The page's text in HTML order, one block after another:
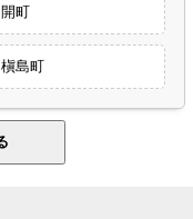
開町
槇島町